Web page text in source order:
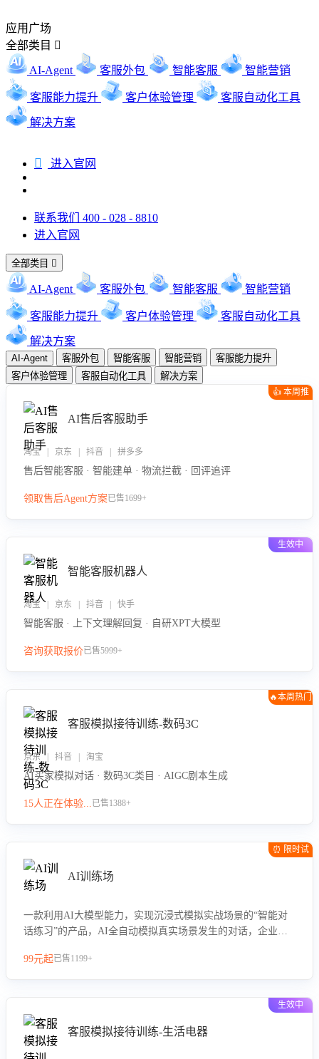
应用广场
全部类目 
AI-Agent 客服外包 智能客服 智能营销
客服能力提升 客户体验管理 客服自动化工具
解决方案
 进入官网
联系我们 400 - 028 - 8810
进入官网
全部类目 
AI-Agent 客服外包 智能客服 智能营销
客服能力提升 客户体验管理 客服自动化工具
解决方案
AI-Agent 客服外包 智能客服 智能营销
客服能力提升
客户体验管理
客服自动化工具 解决方案
👍 本周推
AI售后客服助手
淘宝 | 京东 | 抖音 | 拼多多
售后智能客服 · 智能建单 · 物流拦截 · 回评追评
领取售后Agent方案已售1699+
生效中
智能客服机器人
淘宝 | 京东 | 抖音 | 快手
智能客服 · 上下文理解回复 · 自研XPT大模型
咨询获取报价已售5999+
🔥本周热门
客服模拟接待训练-数码3C
京东 | 抖音 | 淘宝
AI买家模拟对话 · 数码3C类目 · AIGC剧本生成
15人正在体验...已售1388+
⏰ 限时试
AI训练场
一款利用AI大模型能力，实现沉浸式模拟实战场景的“智能对
话练习”的产品，AI全自动模拟真实场景发生的对话，企业可
力。
99元起已售1199+
生效中
客服模拟接待训练-生活电器